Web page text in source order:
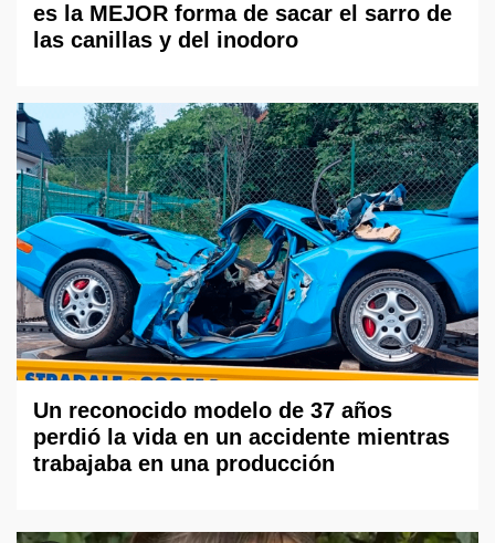
es la MEJOR forma de sacar el sarro de
las canillas y del inodoro
Un reconocido modelo de 37 años
perdió la vida en un accidente mientras
trabajaba en una producción